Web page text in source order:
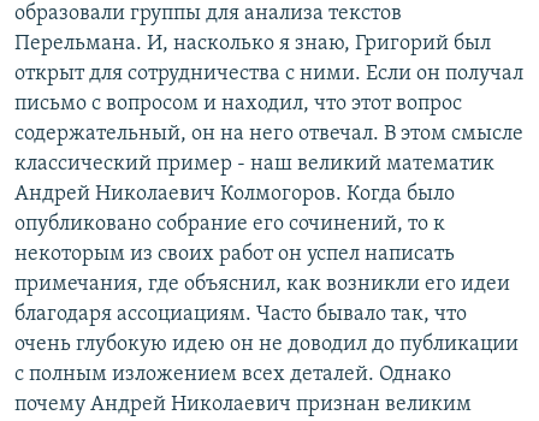
образовали группы для анализа текстов
Перельмана. И, насколько я знаю, Григорий был
открыт для сотрудничества с ними. Если он получал
письмо с вопросом и находил, что этот вопрос
содержательный, он на него отвечал. В этом смысле
классический пример - наш великий математик
Андрей Николаевич Колмогоров. Когда было
опубликовано собрание его сочинений, то к
некоторым из своих работ он успел написать
примечания, где объяснил, как возникли его идеи
благодаря ассоциациям. Часто бывало так, что
очень глубокую идею он не доводил до публикации
с полным изложением всех деталей. Однако
почему Андрей Николаевич признан великим